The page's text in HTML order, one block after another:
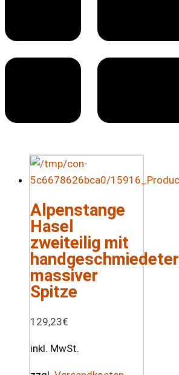
Alpenstange
Hasel
zweiteilig mit
handgeschmiedeter
massiver
Spitze
129,23€
inkl. MwSt.